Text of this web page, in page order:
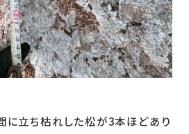
に立ち枯れした松が3本ほどあり